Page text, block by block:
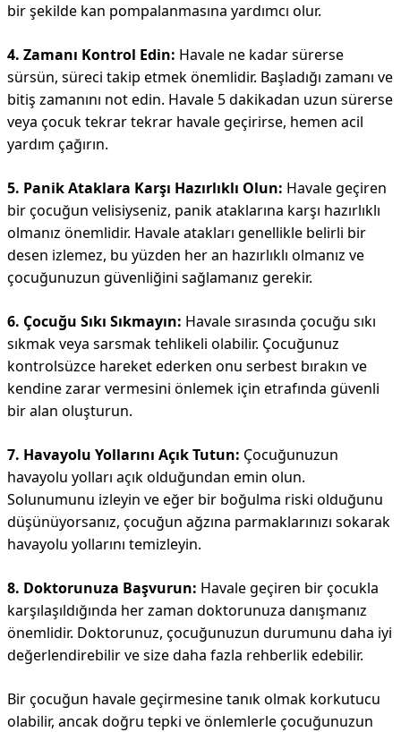
bir şekilde kan pompalanmasına yardımcı olur.
4. Zamanı Kontrol Edin: Havale ne kadar sürerse
sürsün, süreci takip etmek önemlidir. Başladığı zamanı ve
bitiş zamanını not edin. Havale 5 dakikadan uzun sürerse
veya çocuk tekrar tekrar havale geçirirse, hemen acil
yardım çağırın.
5. Panik Ataklara Karşı Hazırlıklı Olun: Havale geçiren
bir çocuğun velisiyseniz, panik ataklarına karşı hazırlıklı
olmanız önemlidir. Havale atakları genellikle belirli bir
desen izlemez, bu yüzden her an hazırlıklı olmanız ve
çocuğunuzun güvenliğini sağlamanız gerekir.
6. Çocuğu Sıkı Sıkmayın: Havale sırasında çocuğu sıkı
sıkmak veya sarsmak tehlikeli olabilir. Çocuğunuz
kontrolsüzce hareket ederken onu serbest bırakın ve
kendine zarar vermesini önlemek için etrafında güvenli
bir alan oluşturun.
7. Havayolu Yollarını Açık Tutun: Çocuğunuzun
havayolu yolları açık olduğundan emin olun.
Solunumunu izleyin ve eğer bir boğulma riski olduğunu
düşünüyorsanız, çocuğun ağzına parmaklarınızı sokarak
havayolu yollarını temizleyin.
8. Doktorunuza Başvurun: Havale geçiren bir çocukla
karşılaşıldığında her zaman doktorunuza danışmanız
önemlidir. Doktorunuz, çocuğunuzun durumunu daha iyi
değerlendirebilir ve size daha fazla rehberlik edebilir.
Bir çocuğun havale geçirmesine tanık olmak korkutucu
olabilir, ancak doğru tepki ve önlemlerle çocuğunuzun